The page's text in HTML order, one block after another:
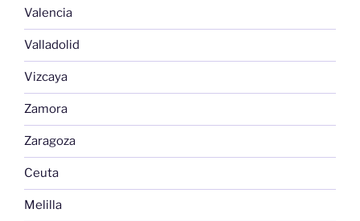
Valencia
Valladolid
Vizcaya
Zamora
Zaragoza
Ceuta
Melilla